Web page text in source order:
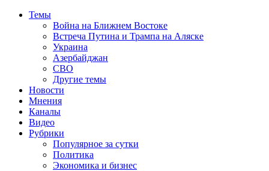
Темы
Война на Ближнем Востоке
Встреча Путина и Трампа на Аляске
Украина
Азербайджан
СВО
Другие темы
Новости
Мнения
Каналы
Видео
Рубрики
Популярное за сутки
Политика
Экономика и бизнес